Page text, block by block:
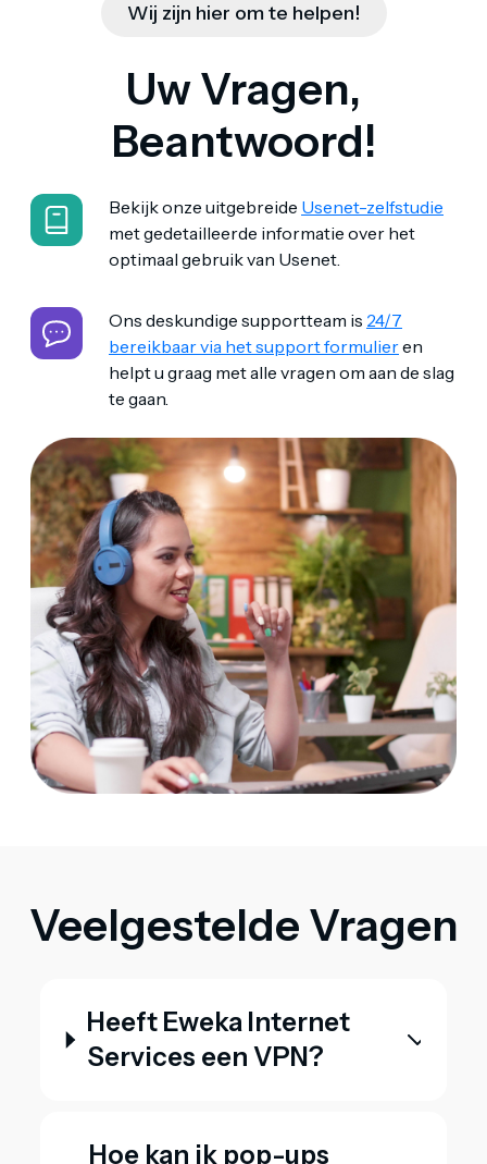
Wij zijn hier om te helpen!
Uw Vragen,
Beantwoord!
Bekijk onze uitgebreide Usenet-zelfstudie
met gedetailleerde informatie over het
optimaal gebruik van Usenet.
Ons deskundige supportteam is 24/7
bereikbaar via het support formulieren
helpt u graag met alle vragen om aan de slag
te gaan.
Veelgestelde Vragen
Heeft Eweka Internet
Services een VPN?
Hoe kan ik pop-ups